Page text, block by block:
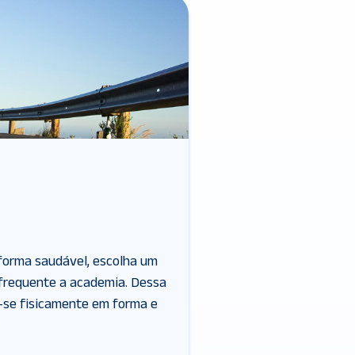
saudável, escolha um
a academia. Dessa
fisicamente em forma e